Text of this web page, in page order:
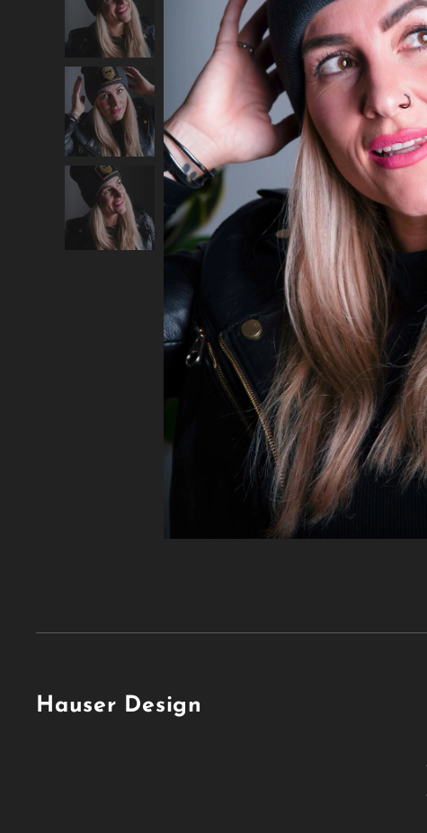
Hauser Design